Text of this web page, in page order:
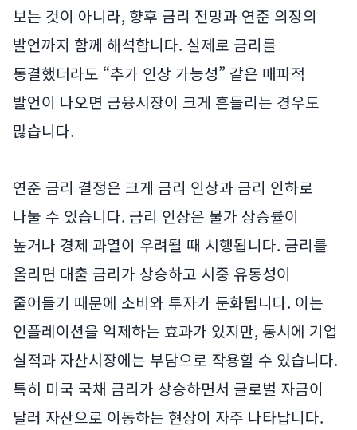
보는 것이 아니라, 향후 금리 전망과 연준 의장의
발언까지 함께 해석합니다. 실제로 금리를
동결했더라도 “추가 인상 가능성” 같은 매파적
발언이 나오면 금융시장이 크게 흔들리는 경우도
많습니다.
연준 금리 결정은 크게 금리 인상과 금리 인하로
나눌 수 있습니다. 금리 인상은 물가 상승률이
높거나 경제 과열이 우려될 때 시행됩니다. 금리를
올리면 대출 금리가 상승하고 시중 유동성이
줄어들기 때문에 소비와 투자가 둔화됩니다. 이는
인플레이션을 억제하는 효과가 있지만, 동시에 기업
실적과 자산시장에는 부담으로 작용할 수 있습니다.
특히 미국 국채 금리가 상승하면서 글로벌 자금이
달러 자산으로 이동하는 현상이 자주 나타납니다.